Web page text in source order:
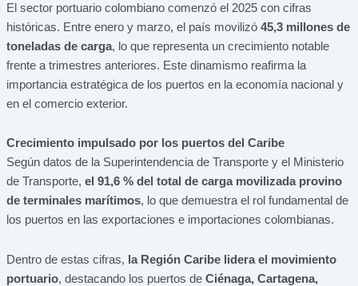
El sector portuario colombiano comenzó el 2025 con cifras
históricas. Entre enero y marzo, el país movilizó 45,3 millones de
toneladas de carga, lo que representa un crecimiento notable
frente a trimestres anteriores. Este dinamismo reafirma la
importancia estratégica de los puertos en la economía nacional y
en el comercio exterior.
Crecimiento impulsado por los puertos del Caribe
Según datos de la Superintendencia de Transporte y el Ministerio
de Transporte, el 91,6 % del total de carga movilizada provino
de terminales marítimos, lo que demuestra el rol fundamental de
los puertos en las exportaciones e importaciones colombianas.
Dentro de estas cifras, la Región Caribe lidera el movimiento
portuario, destacando los puertos de Ciénaga, Cartagena,